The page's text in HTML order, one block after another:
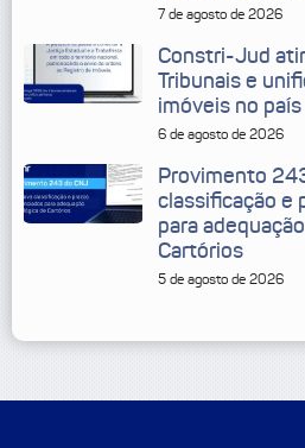
7 de agosto de 2026
Constri-Jud
Tribunais e
imóveis no país
6 de agosto de 2026
Provimento
classificação e
para
Cartórios
5 de agosto de 2026